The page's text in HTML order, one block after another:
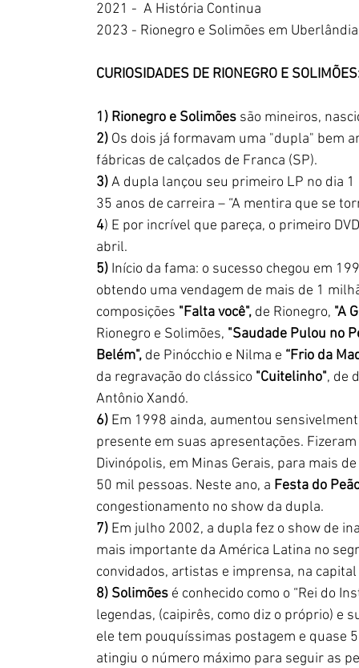
2021 -  A História Continua
2023 - Rionegro e Solimões em Uberlândia
CURIOSIDADES DE RIONEGRO E
1) Rionegro e Solimões são mineiros,
2) Os dois já formavam uma "dupla" bem
fábricas de calçados de Franca (SP).
3) A dupla lançou seu primeiro LP no dia
35 anos de carreira – “A mentira que se
4) E por incrível que pareça, o primeiro
abril.
5) Início da fama: o sucesso chegou em
obtendo uma vendagem de mais de 1
composições "Falta você", de Rionegro, "A
Rionegro e Solimões, "Saudade Pulou no
Belém", de Pinócchio e Nilma e “Frio da
da regravação do clássico "Cuitelinho", de
Antônio Xandó.
6) Em 1998 ainda, aumentou
presente em suas apresentações.
Divinópolis, em Minas Gerais, para mais
50 mil pessoas. Neste ano, a Festa do
congestionamento no show da dupla.
7) Em julho 2002, a dupla fez o show de
mais importante da América Latina no
convidados, artistas e imprensa, na
8) Solimões é conhecido como o “Rei do
legendas, (caipirês, como diz o próprio) e
ele tem pouquíssimas postagem e quase
atingiu o número máximo para seguir as